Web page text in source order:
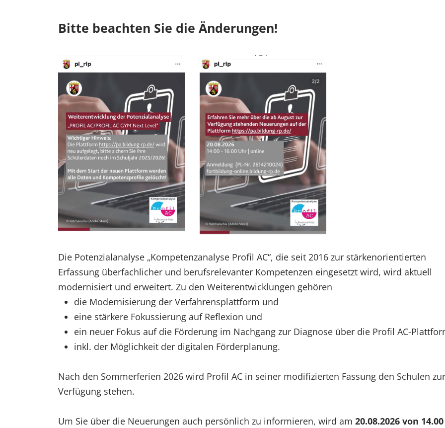
Bitte beachten Sie die Änderungen!
Die Potenzialanalyse „Kompetenzanalyse Profil AC“, die seit 2016 zur stärkenorientierten
Erfassung überfachlicher und berufsrelevanter Kompetenzen eingesetzt wird, wird aktuell
modernisiert und erweitert. Zu den Weiterentwicklungen gehören
die Modernisierung der Verfahrensplattform und
eine stärkere Fokussierung auf Reflexion und
ein neuer Fokus auf die Förderung im Nachgang zur Diagnose über die Profil AC-
inkl. der Möglichkeit der digitalen Förderplanung.
Nach den Sommerferien 2026 wird Profil AC in seiner modifizierten Fassung den Schulen zur
Verfügung stehen.
Um Sie über die Neuerungen auch persönlich zu informieren, wird am 20.08.2026 von